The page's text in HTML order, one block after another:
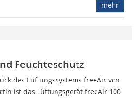
mehr
Feuchteschutz
des Lüftungssystems freeAir von
ist das Lüftungsgerät freeAir 100